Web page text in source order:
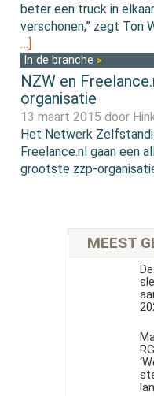
beter een truck in
verschonen,” zegt Ton
…]
In de branche
NZW en
organisatie
13 maart 2015 door
Het Netwerk
Freelance.nl gaan een
grootste zzp-
MEEST